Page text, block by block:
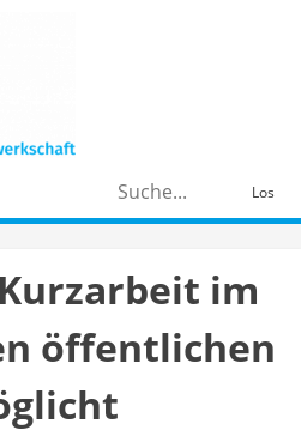
Los
Kurzarbeit im
öffentlichen